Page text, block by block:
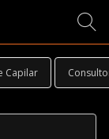
Capilar